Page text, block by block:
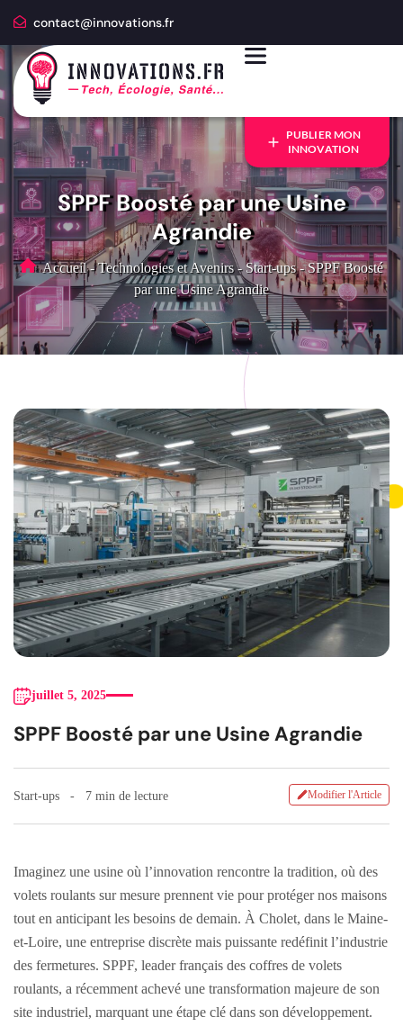
contact@innovations.fr
PUBLIER MON
INNOVATION
SPPF Boosté par une Usine
Agrandie
Accueil - Technologies et Avenirs - Start-ups - SPPF Boosté
par une Usine Agrandie
juillet 5, 2025
SPPF Boosté par une Usine Agrandie
Start-ups 7 min de lecture Modifier l'Article
Imaginez une usine où l’innovation rencontre la tradition, où des
volets roulants sur mesure prennent vie pour protéger nos maisons
tout en anticipant les besoins de demain. À Cholet, dans le Maine-
et-Loire, une entreprise discrète mais puissante redéfinit l’industrie
des fermetures. SPPF, leader français des coffres de volets
roulants, a récemment achevé une transformation majeure de son
site industriel, marquant une étape clé dans son développement.